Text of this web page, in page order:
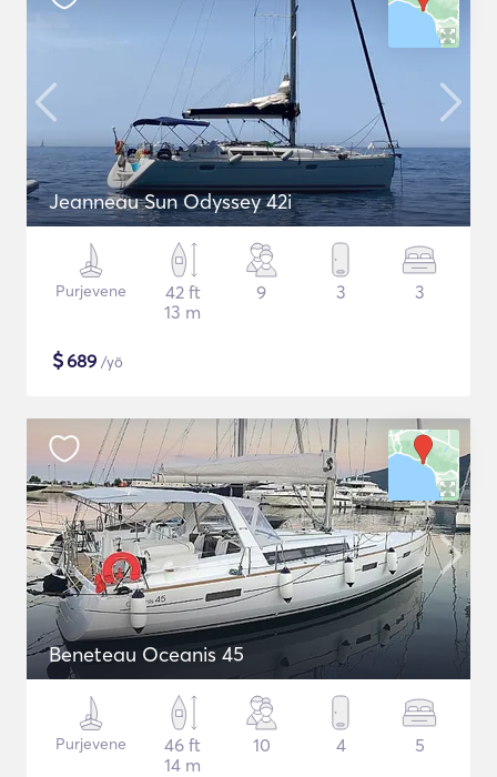
Jeanneau Sun Odyssey 42i
Purjevene
42 ft
13 m
9 3 3
$689 /yö
Beneteau Oceanis 45
Purjevene
46 ft
14 m
10 4 5